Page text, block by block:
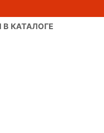
КАТАЛОГЕ